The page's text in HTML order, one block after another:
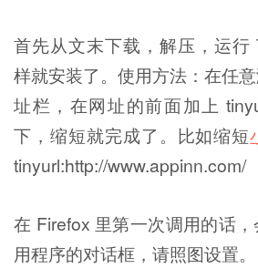
首先从文末下载，解压，运行
样就安装了。使用方法：在任
址栏，在网址的前面加上
下，缩短就完成了。比如缩短
tinyurl:http://www.appinn.com/
在 Firefox 里第一次调用的话
用程序的对话框，请照图设置。